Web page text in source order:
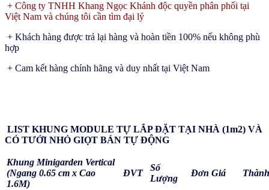
+ Công ty TNHH Khang Ngọc Khánh độc quyền phân phối tại
Việt Nam và chúng tôi cần tìm đại lý
+ Khách hàng được trả lại hàng và hoàn tiền 100% nếu không phù
hợp
+ Cam kết hàng chính hãng và duy nhất tại Việt Nam
LIST KHUNG MODULE TỰ LẮP ĐẶT TẠI NHÀ (1m2) VÀ
CÓ TƯỚI NHỎ GIỌT BÁN TỰ ĐỘNG
Khung Minigarden Vertical
(Ngang 0.65 cm x Cao
1.6M)
ĐVT
Số
Lượng
Đơn Giá